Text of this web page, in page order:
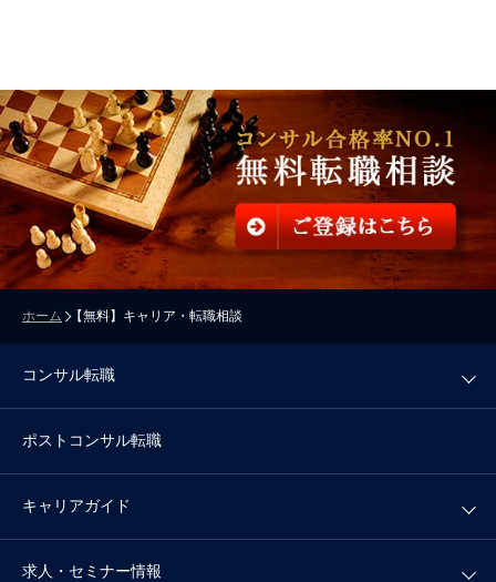
ホーム 【無料】キャリア・転職相談
コンサル転職
ポストコンサル転職
キャリアガイド
求人・セミナー情報